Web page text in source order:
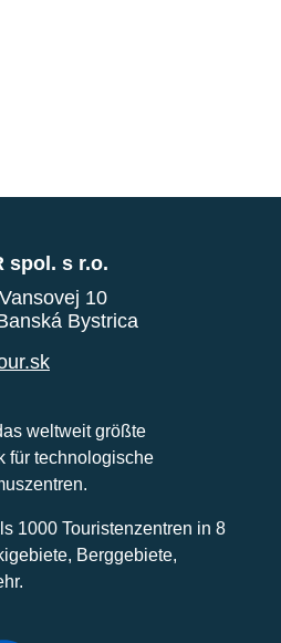
spol. s r.o.
10
Bystrica
weltweit größte
für technologische
1000 Touristenzentren in 8
Berggebiete,